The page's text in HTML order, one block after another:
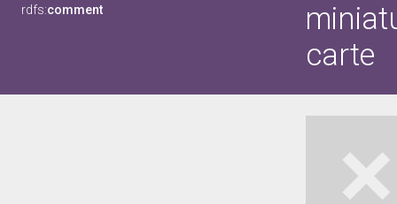
rdfs:comment
carte